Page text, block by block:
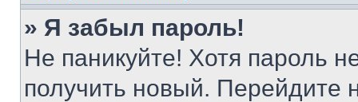
» Я забыл пароль!
Не паникуйте! Хотя пароль
получить новый. Перейдите